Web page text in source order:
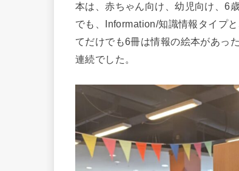
本は、赤ちゃん向け、幼児向け、6
でも、Information/知識情報タイプ
てだけでも6冊は情報の絵本があっ
連続でした。